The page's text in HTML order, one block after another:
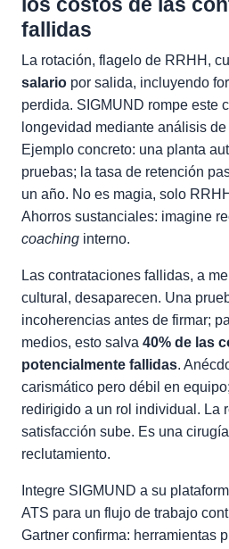
los costos de las
fallidas
La rotación, flagelo de RRHH,
salario por salida, incluyendo
perdida. SIGMUND rompe este
longevidad mediante análisis de
Ejemplo concreto: una planta
pruebas; la tasa de retención
un año. No es magia, solo
Ahorros sustanciales: imagine
coaching interno.
Las contrataciones fallidas, a
cultural, desaparecen. Una
incoherencias antes de firmar;
medios, esto salva 40% de las
potencialmente fallidas.
carismático pero débil en
redirigido a un rol individual. La
satisfacción sube. Es una
reclutamiento.
Integre SIGMUND a su
ATS para un flujo de trabajo
Gartner confirma: herramientas